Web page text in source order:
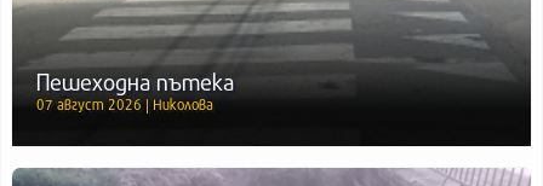
Пешеходна пътека
07 август 2026 | Николова